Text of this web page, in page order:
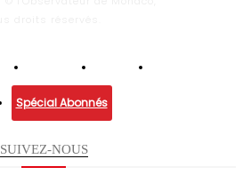
Spécial Abonnés
SUIVEZ-NOUS